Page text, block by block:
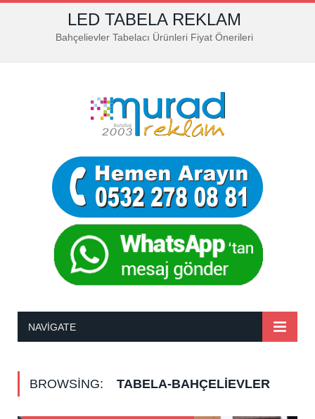
LED TABELA REKLAM
Bahçelievler Tabelacı Ürünleri Fiyat Önerileri
NAVIGATE
BROWSING: TABELA-BAHÇELIEVLER